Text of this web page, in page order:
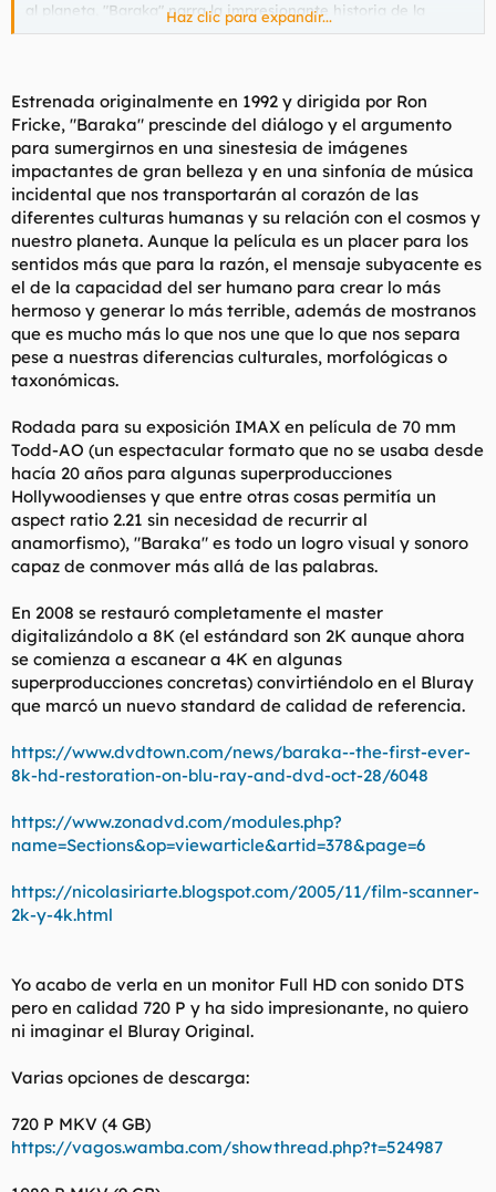
al planeta, "Baraka" narra la impresionante historia de la
tumultuosa interacción entre la Tierra y el hombre; evitando
Haz clic para expandir...
Estrenada originalmente en 1992 y dirigida por Ron
Fricke, "Baraka" prescinde del diálogo y el argumento
para sumergirnos en una sinestesia de imágenes
impactantes de gran belleza y en una sinfonía de música
incidental que nos transportarán al corazón de las
diferentes culturas humanas y su relación con el cosmos y
nuestro planeta. Aunque la película es un placer para los
sentidos más que para la razón, el mensaje subyacente es
el de la capacidad del ser humano para crear lo más
hermoso y generar lo más terrible, además de mostranos
que es mucho más lo que nos une que lo que nos separa
pese a nuestras diferencias culturales, morfológicas o
taxonómicas.
Rodada para su exposición IMAX en película de 70 mm
Todd-AO (un espectacular formato que no se usaba desde
hacía 20 años para algunas superproducciones
Hollywoodienses y que entre otras cosas permitía un
aspect ratio 2.21 sin necesidad de recurrir al
anamorfismo), "Baraka" es todo un logro visual y sonoro
capaz de conmover más allá de las palabras.
En 2008 se restauró completamente el master
digitalizándolo a 8K (el estándard son 2K aunque ahora
se comienza a escanear a 4K en algunas
superproducciones concretas) convirtiéndolo en el Bluray
que marcó un nuevo standard de calidad de referencia.
https://www.dvdtown.com/news/baraka--the-first-ever-
8k-hd-restoration-on-blu-ray-and-dvd-oct-28/6048
https://www.zonadvd.com/modules.php?
name=Sections&op=viewarticle&artid=378&page=6
https://nicolasiriarte.blogspot.com/2005/11/film-scanner-
2k-y-4k.html
Yo acabo de verla en un monitor Full HD con sonido DTS
pero en calidad 720 P y ha sido impresionante, no quiero
ni imaginar el Bluray Original.
Varias opciones de descarga:
720 P MKV (4 GB)
https://vagos.wamba.com/showthread.php?t=524987